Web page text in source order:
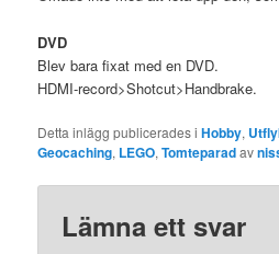
DVD
Blev bara fixat med en DVD.
HDMI-record>Shotcut>Handbrake.
Detta inlägg publicerades iHobby,
Geocaching, LEGO,Tomteparadav
Lämna ett svar